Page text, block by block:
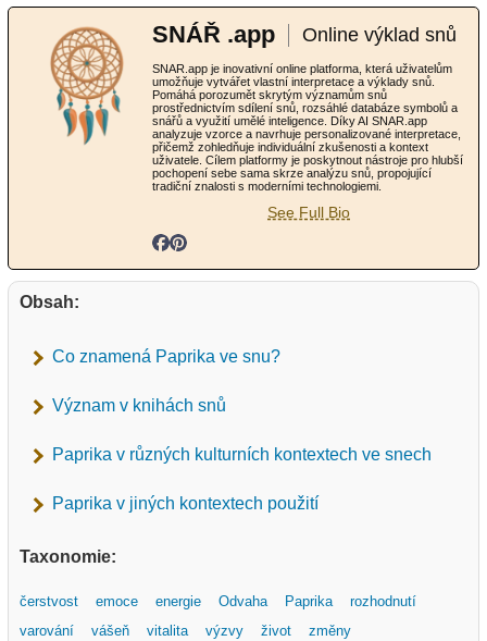
SNÁŘ .app Online výklad snů
SNAR.app je inovativní online platforma, která uživatelům
umožňuje vytvářet vlastní interpretace a výklady snů.
Pomáhá porozumět skrytým významům snů
prostřednictvím sdílení snů, rozsáhlé databáze symbolů a
snářů a využití umělé inteligence. Díky AI SNAR.app
analyzuje vzorce a navrhuje personalizované interpretace,
přičemž zohledňuje individuální zkušenosti a kontext
uživatele. Cílem platformy je poskytnout nástroje pro hlubší
pochopení sebe sama skrze analýzu snů, propojující
tradiční znalosti s moderními technologiemi.
See Full Bio
Obsah:
Co znamená Paprika ve snu?
Význam v knihách snů
Paprika v různých kulturních kontextech ve snech
Paprika v jiných kontextech použití
Taxonomie:
čerstvost emoce energie Odvaha Paprika
rozhodnutí
varování
vášeň vitalita výzvy život změny